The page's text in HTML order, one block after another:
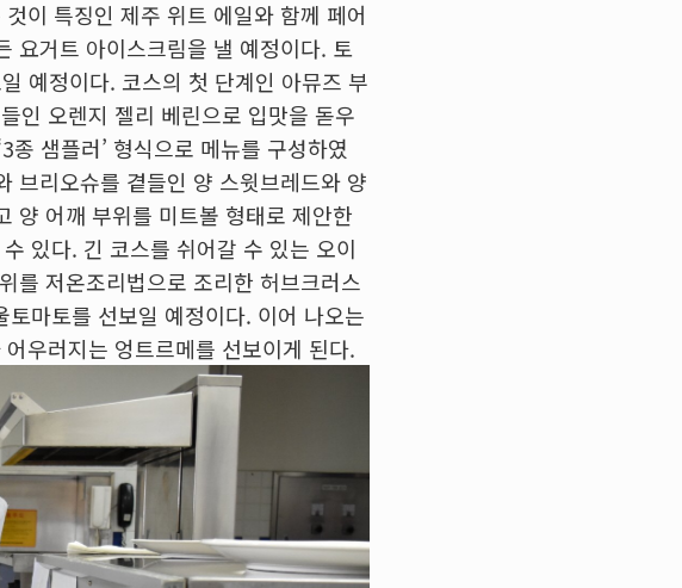
이 특징인 제주 위트 에일와 함께 페어
요거트 아이스크림을 낼 예정이다. 토
예정이다. 코스의 첫 단계인 아뮤즈 부
인 오렌지 젤리 베린으로 입맛을 돋우
샘플러’ 형식으로 메뉴를 구성하였
브리오슈를 곁들인 양 스윗브레드와 양
양 어깨 부위를 미트볼 형태로 제안한
있다. 긴 코스를 쉬어갈 수 있는 오이
를 저온조리법으로 조리한 허브크러스
마토를 선보일 예정이다. 이어 나오는
우러지는 엉트르메를 선보이게 된다.